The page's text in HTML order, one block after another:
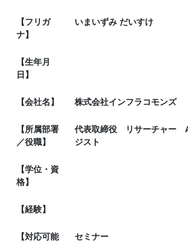
【フリガ
ナ】
いまいずみ だいすけ
【生年月
日】
【会社名】 株式会社インフラコモンズ
【所属部署
／役職】
代表取締役 リサーチャー
ジスト
【学位・資
格】
【経験】
【対応可能
セミナー